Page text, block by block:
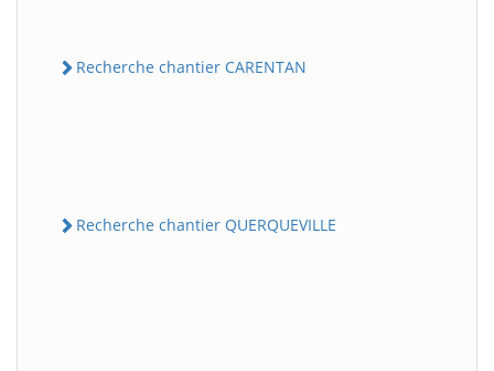
Recherche chantier CARENTAN
Recherche chantier QUERQUEVILLE